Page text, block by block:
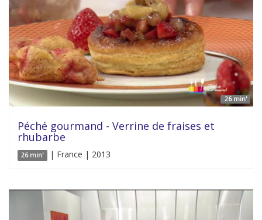
26 min'
Péché gourmand - Verrine de fraises et
rhubarbe
26 min' | France | 2013